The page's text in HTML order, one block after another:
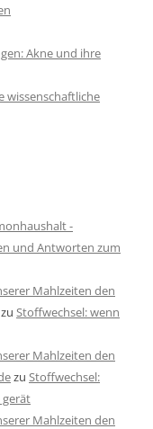
Akne und ihre
wissenschaftliche
-
und Antworten zum
Mahlzeiten den
zu Stoffwechsel: wenn
Mahlzeiten den
zu Stoffwechsel:
Mahlzeiten den